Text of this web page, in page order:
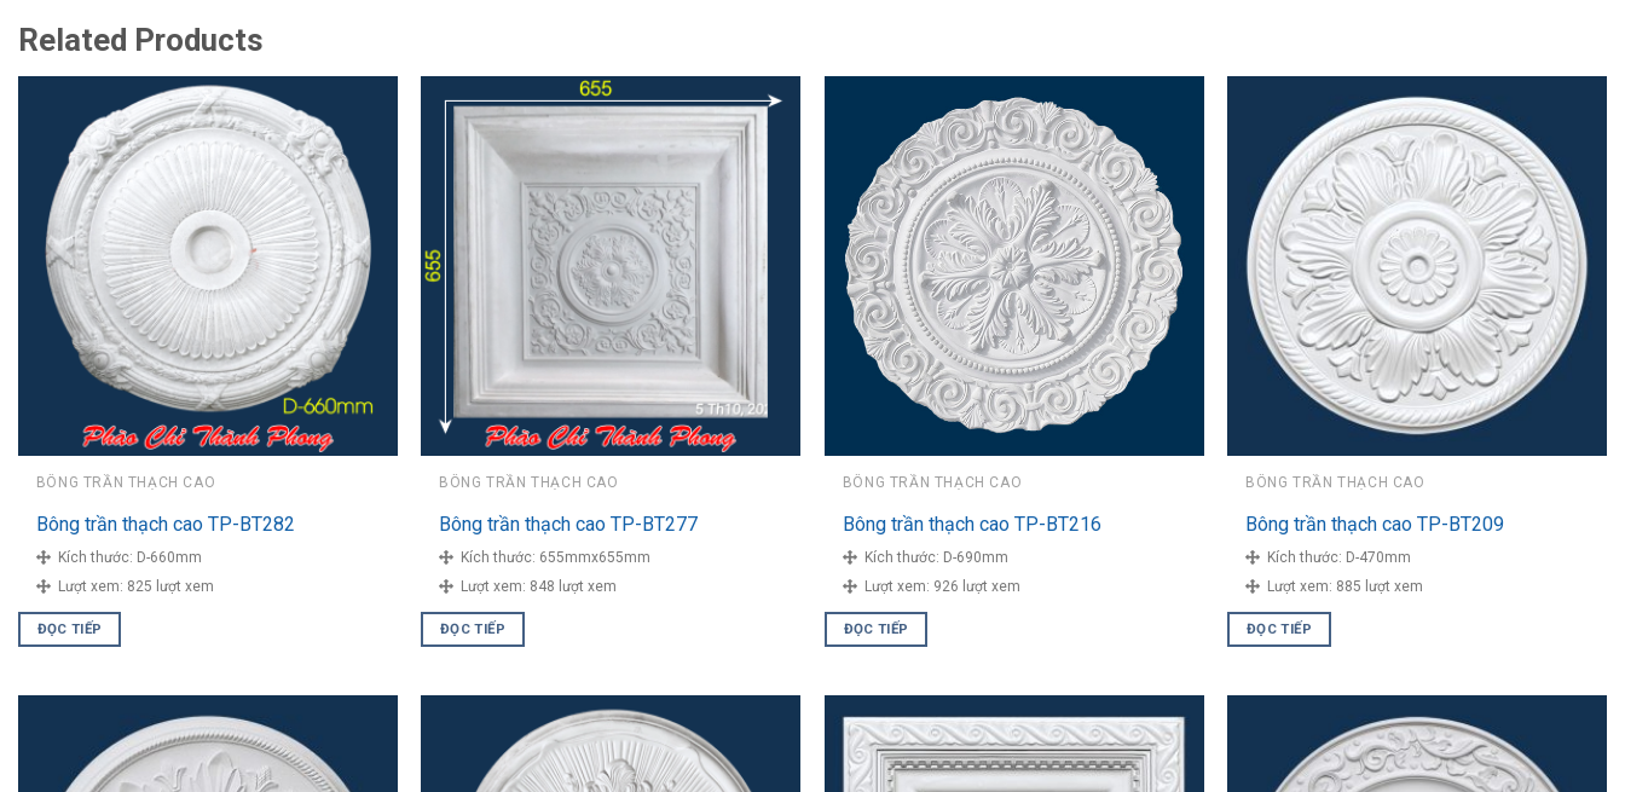
Related Products
BÔNG TRẦN THẠCH CAO
Bông trần thạch cao TP-BT282
Kích thước: D-660mm
Lượt xem: 825 lượt xem
ĐỌC TIẾP
BÔNG TRẦN THẠCH CAO
Bông trần thạch cao TP-BT277
Kích thước: 655mmx655mm
Lượt xem: 848 lượt xem
ĐỌC TIẾP
BÔNG TRẦN THẠCH CAO
Bông trần thạch cao TP-BT216
Kích thước: D-690mm
Lượt xem: 926 lượt xem
ĐỌC TIẾP
BÔNG TRẦN THẠCH CAO
Bông trần thạch cao TP-BT209
Kích thước: D-470mm
Lượt xem: 885 lượt xem
ĐỌC TIẾP